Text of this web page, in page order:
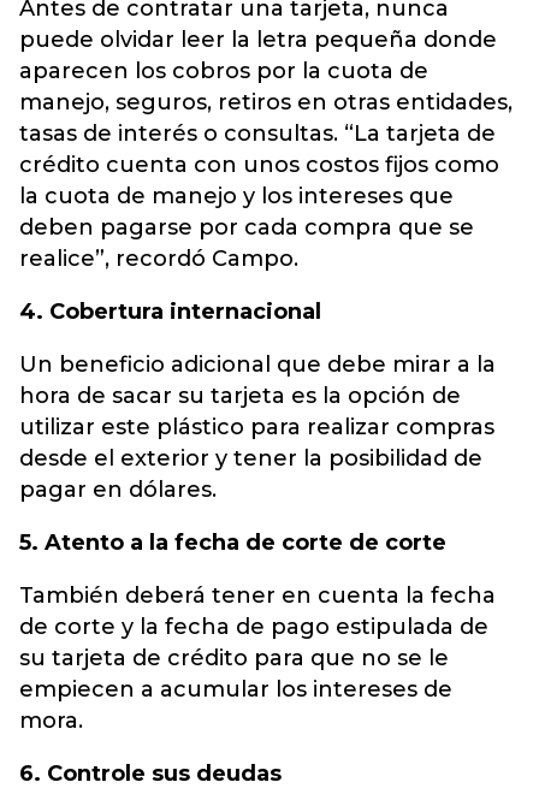
Antes de contratar una tarjeta, nunca
puede olvidar leer la letra pequeña donde
aparecen los cobros por la cuota de
manejo, seguros, retiros en otras entidades,
tasas de interés o consultas. “La tarjeta de
crédito cuenta con unos costos fijos como
la cuota de manejo y los intereses que
deben pagarse por cada compra que se
realice”, recordó Campo.
4. Cobertura internacional
Un beneficio adicional que debe mirar a la
hora de sacar su tarjeta es la opción de
utilizar este plástico para realizar compras
desde el exterior y tener la posibilidad de
pagar en dólares.
5. Atento a la fecha de corte de corte
También deberá tener en cuenta la fecha
de corte y la fecha de pago estipulada de
su tarjeta de crédito para que no se le
empiecen a acumular los intereses de
mora.
6. Controle sus deudas